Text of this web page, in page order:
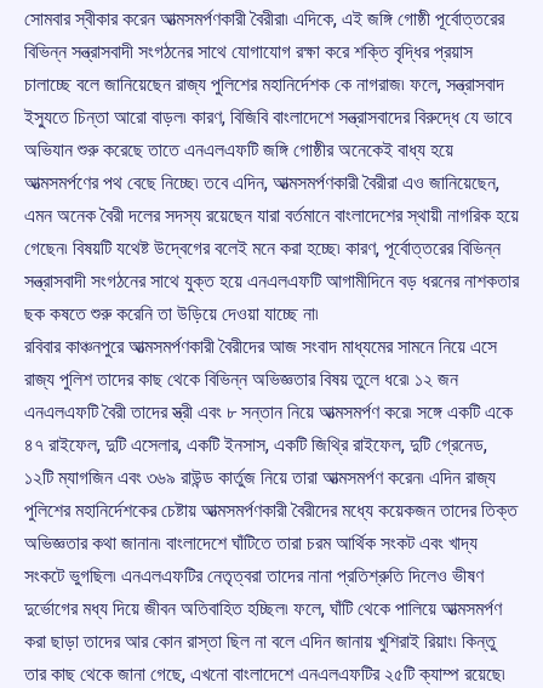
সোমবার স্বীকার করেন আত্মসমর্পণকারী বৈরীরা৷ এদিকে, এই জঙ্গি গোষ্ঠী পূর্বোত্তরের
বিভিন্ন সন্ত্রাসবাদী সংগঠনের সাথে যোগাযোগ রক্ষা করে শক্তি বৃদ্ধির প্রয়াস
চালাচ্ছে বলে জানিয়েছেন রাজ্য পুলিশের মহানির্দেশক কে নাগরাজ৷ ফলে, সন্ত্রাসবাদ
ইস্যুতে চিন্তা আরো বাড়ল৷ কারণ, বিজিবি বাংলাদেশে সন্ত্রাসবাদের বিরুদ্ধে যে ভাবে
অভিযান শুরু করেছে তাতে এনএলএফটি জঙ্গি গোষ্ঠীর অনেকেই বাধ্য হয়ে
আত্মসমর্পণের পথ বেছে নিচ্ছে৷ তবে এদিন, আত্মসমর্পণকারী বৈরীরা এও জানিয়েছেন,
এমন অনেক বৈরী দলের সদস্য রয়েছেন যারা বর্তমানে বাংলাদেশের স্থায়ী নাগরিক হয়ে
গেছেন৷ বিষয়টি যথেষ্ট উদ্বেগের বলেই মনে করা হচ্ছে৷ কারণ, পূর্বোত্তরের বিভিন্ন
সন্ত্রাসবাদী সংগঠনের সাথে যুক্ত হয়ে এনএলএফটি আগামীদিনে বড় ধরনের নাশকতার
ছক কষতে শুরু করেনি তা উড়িয়ে দেওয়া যাচ্ছে না৷
রবিবার কাঞ্চনপুরে আত্মসমর্পণকারী বৈরীদের আজ সংবাদ মাধ্যমের সামনে নিয়ে এসে
রাজ্য পুলিশ তাদের কাছ থেকে বিভিন্ন অভিজ্ঞতার বিষয় তুলে ধরে৷ ১২ জন
এনএলএফটি বৈরী তাদের স্ত্রী এবং ৮ সন্তান নিয়ে আত্মসমর্পণ করে৷ সঙ্গে একটি একে
৪৭ রাইফেল, দুটি এসেলার, একটি ইনসাস, একটি জিথ্রি রাইফেল, দুটি গ্রেনেড,
১২টি ম্যাগজিন এবং ৩৬৯ রাউন্ড কার্তুজ নিয়ে তারা আত্মসমর্পণ করেন৷ এদিন রাজ্য
পুলিশের মহানির্দেশকের চেষ্টায় আত্মসমর্পণকারী বৈরীদের মধ্যে কয়েকজন তাদের তিক্ত
অভিজ্ঞতার কথা জানান৷ বাংলাদেশে ঘাঁটিতে তারা চরম আর্থিক সংকট এবং খাদ্য
সংকটে ভুগছিল৷ এনএলএফটির নেতৃত্বরা তাদের নানা প্রতিশ্রুতি দিলেও ভীষণ
দুর্ভোগের মধ্য দিয়ে জীবন অতিবাহিত হচ্ছিল৷ ফলে, ঘাঁটি থেকে পালিয়ে আত্মসমর্পণ
করা ছাড়া তাদের আর কোন রাস্তা ছিল না বলে এদিন জানায় খুশিরাই রিয়াং৷ কিন্তু
তার কাছ থেকে জানা গেছে, এখনো বাংলাদেশে এনএলএফটির ২৫টি ক্যাম্প রয়েছে৷